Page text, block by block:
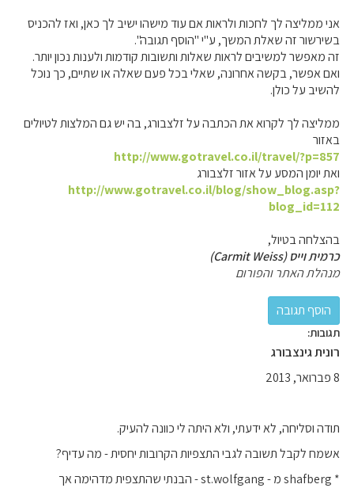
אני ממליצה לך לחכות ולראות אם עוד מישהו ישיב לך כאן, ואז להכניס
בשירשור זה שאלת המשך, ע"י "הוסף תגובה".
זה מאפשר למשיבים לראות שאלות ותשובות קודמות ולענות נכון יותר.
ואם אפשר, בקשה אחרונה, שאלי בכל פעם שאלה או שתיים, כך נוכל
להשיב על כולן.
ממליצה לך לקרוא את הכתבה על זלצבורג, בה יש גם המלצות לטיולים
באזור
http://www.gotravel.co.il/travel/?p=857
ואת יומן המסע על אזור זלצבורג
http://www.gotravel.co.il/blog/show_blog.asp?
blog_id=112
בהצלחה בטיול,
כרמית וייס (Carmit Weiss)
מנהלת האתר והפורום
תגובות:
רונית גינצבורג
8 פברואר, 2013
תודה וסליחה, לא ידעתי, ולא היתה לי כוונה להעיק.
אשמח לקבל תשובה לגבי התצפיות הקרובות יחסית - מה עדיף?
* shafberg מ - st.wolfgang - הבנתי שהתצפית מדהימה אך